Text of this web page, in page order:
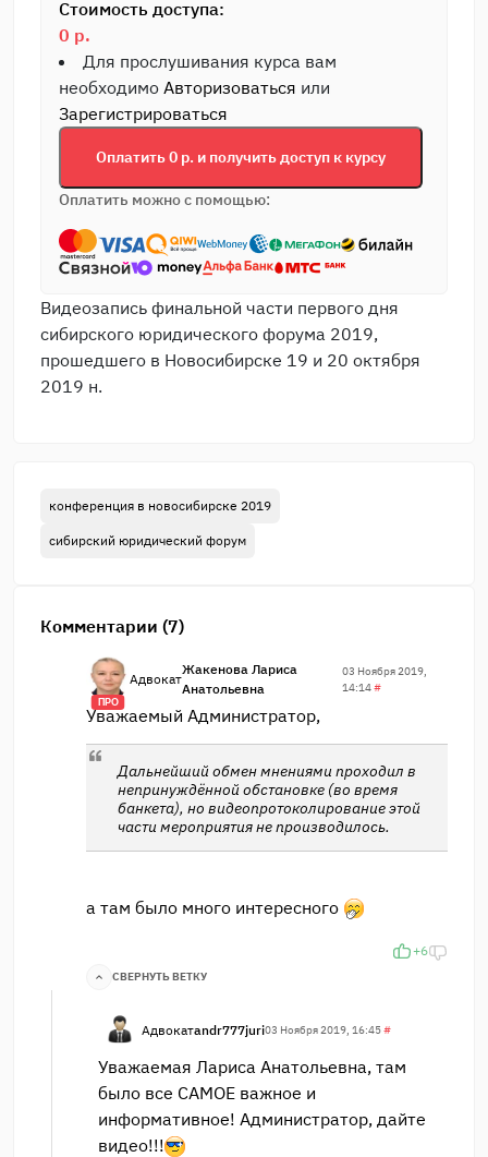
Стоимость доступа:
0 р.
Для прослушивания курса вам
необходимо Авторизоваться или
Зарегистрироваться
Оплатить 0 р. и получить доступ к курсу
Оплатить можно с помощью:
Видеозапись финальной части первого дня
сибирского юридического форума 2019,
прошедшего в Новосибирске 19 и 20 октября
2019 н.
конференция в новосибирске 2019
сибирский юридический форум
Комментарии (7)
ПРО
Адвокат
Жакенова Лариса
Анатольевна
03 Ноября 2019,
14:14#
Уважаемый Администратор,
Дальнейший обмен мнениями проходил в
непринуждённой обстановке (во время
банкета), но видеопротоколирование этой
части мероприятия не производилось.
а там было много интересного
+6
СВЕРНУТЬ ВЕТКУ
Адвокатandr777juri03 Ноября 2019, 16:45#
Уважаемая Лариса Анатольевна, там
было все САМОЕ важное и
информативное! Администратор, дайте
видео!!!